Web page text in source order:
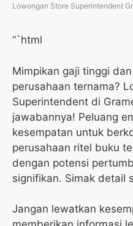
Lowongan Store Superintendent
“`html
Mimpikan gaji tinggi
perusahaan ternama?
Superintendent di
jawabannya! Peluang
kesempatan untuk
perusahaan ritel buku
dengan potensi
signifikan. Simak detail
Jangan lewatkan